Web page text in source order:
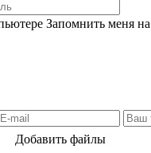
Запомнить меня
Добавить файлы